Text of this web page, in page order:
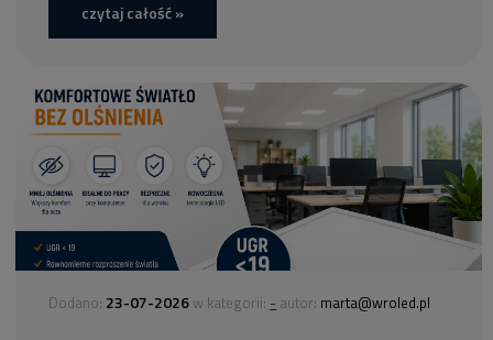
czytaj całość »
Dodano: 23-07-2026 w kategorii: - autor: marta@wroled.pl